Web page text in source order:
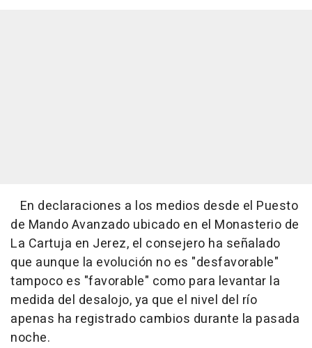
En declaraciones a los medios desde el Puesto
de Mando Avanzado ubicado en el Monasterio de
La Cartuja en Jerez, el consejero ha señalado
que aunque la evolución no es "desfavorable"
tampoco es "favorable" como para levantar la
medida del desalojo, ya que el nivel del río
apenas ha registrado cambios durante la pasada
noche.